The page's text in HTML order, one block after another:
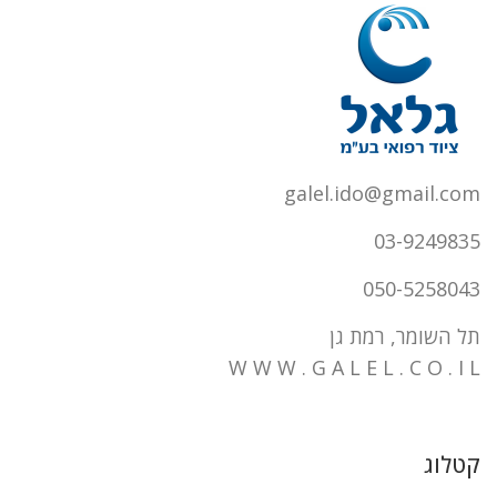
galel.ido@gmail.com
03-9249835
050-5258043
תל השומר, רמת גן
W W W . G A L E L . C O . I L
קטלוג